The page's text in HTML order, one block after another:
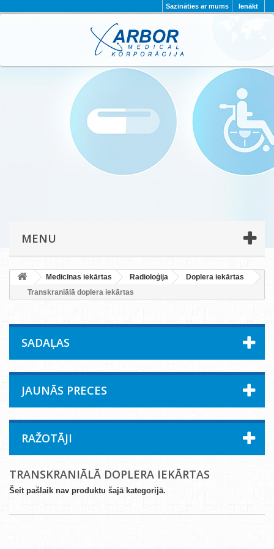
Ienākt
Sazināties ar mums
PAR MUMS PROJEKTI
KONTAKTI
PRIVĀTUMA POLITIKA
MENU
Medicīnas iekārtas Radioloģija
Doplera iekārtas
Transkraniālā doplera iekārtas
SADAĻAS
JAUNĀS PRECES
RAŽOTĀJI
TRANSKRANIĀLĀ DOPLERA IEKĀRTAS
Šeit pašlaik nav produktu šajā kategorijā.